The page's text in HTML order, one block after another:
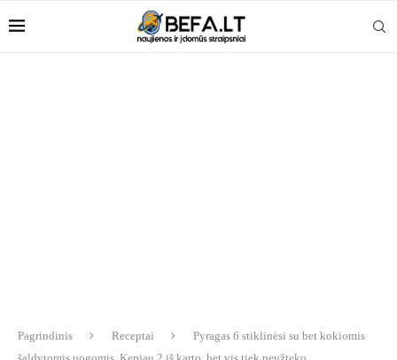
Pagrindinis Receptai
Pyragas 6 stiklinėsi su bet kokiomis